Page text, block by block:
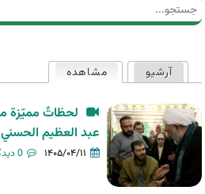
فرم
جستجو
اولیه
آرشیو مشاهده
لحظاتٌ مميّزة
عبد العظيم
۱۴۰۵/۰۴/۱۱ 0 دیدگاه